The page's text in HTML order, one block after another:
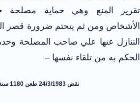
تقرير المنع وهي حماية مصلحة
الأشخاص ومن ثم يتحتم ضرورة قصر
التنازل عنها علي صاحب المصلحة
الحكم به من تلقاء نفسها –
نقض 24/3/1983 طعن 1180 سنة 49 ق .